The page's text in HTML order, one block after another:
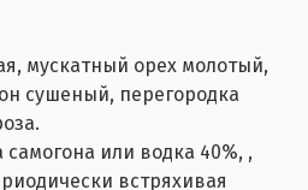
мускатный орех молотый,
сушеный, перегородка
самогона или водка 40%, ,
встряхивая